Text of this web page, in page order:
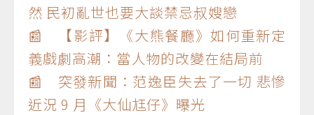
然 民初亂世也要大談禁忌叔嫂戀
📰 【影評】《大熊餐廳》如何重新定
義戲劇高潮：當人物的改變在結局前
📰 突發新聞：范逸臣失去了一切 悲慘
近況 9 月《大仙尪仔》曝光